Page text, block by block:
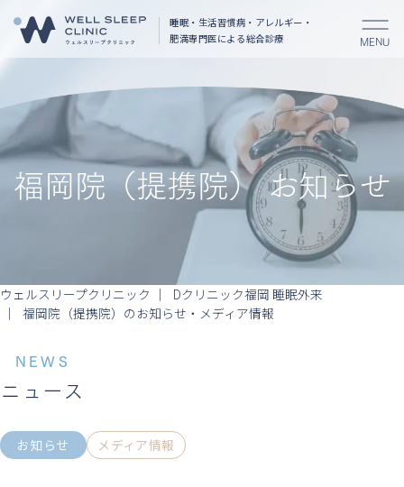
睡眠・生活習慣病・アレルギー・
肥満専門医による総合診療 MENU
福岡院（提携院） お知らせ
ウェルスリープクリニック
Dクリニック福岡 睡眠外来
福岡院（提携院）のお知らせ・メディア情報
NEWS
ニュース
お知らせ メディア情報